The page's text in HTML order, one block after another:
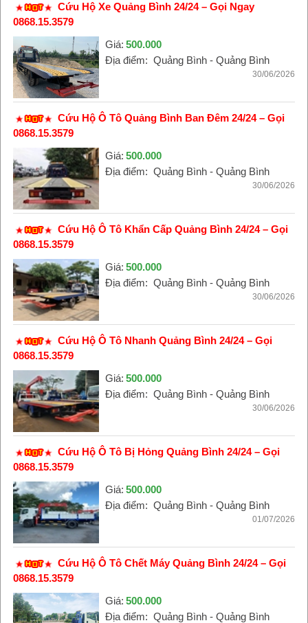
Cứu Hộ Xe Quảng Bình 24/24 – Gọi Ngay
0868.15.3579
Giá: 500.000
Địa điểm: Quảng Bình - Quảng Bình
30/06/2026
Cứu Hộ Ô Tô Quảng Bình Ban Đêm 24/24 – Gọi
0868.15.3579
Giá: 500.000
Địa điểm: Quảng Bình - Quảng Bình
30/06/2026
Cứu Hộ Ô Tô Khẩn Cấp Quảng Bình 24/24 – Gọi
0868.15.3579
Giá: 500.000
Địa điểm: Quảng Bình - Quảng Bình
30/06/2026
Cứu Hộ Ô Tô Nhanh Quảng Bình 24/24 – Gọi
0868.15.3579
Giá: 500.000
Địa điểm: Quảng Bình - Quảng Bình
30/06/2026
Cứu Hộ Ô Tô Bị Hỏng Quảng Bình 24/24 – Gọi
0868.15.3579
Giá: 500.000
Địa điểm: Quảng Bình - Quảng Bình
01/07/2026
Cứu Hộ Ô Tô Chết Máy Quảng Bình 24/24 – Gọi
0868.15.3579
Giá: 500.000
Địa điểm: Quảng Bình - Quảng Bình